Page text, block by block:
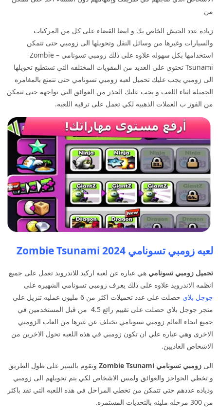
من
زياده عدد الجيش الخاص بك و ايضا القضاء على كل من المركبات
والسيارات وغيرها من وسائل النقل وتحويلها الى زومبي حتى تتمكن
استخدامها بكل سهوله علاوه على ذلك زومبي تسونامي – Zombie
Tsunami تحتوي على العديد من المقويات المختلفه التي تستطيع تحويلها
الى زومبي يجب عليك تحميل لعبه زومبي تسونامي حتى تتمتع بالمغامره
الجميله اثناء اللعب و يجب عليك الحذر من العوائق التي تواجهه حتى تتمكن
من الفوز ب العملات الذهبيه لكي تعمل على ترقيه اللعبه.
لعبه زومبي تسونامي 2024 Zombie Tsunami
تحميل زومبي تسونامي هي عباره عن لعبه اركيد للاندرويد تعمل على جميع
انظمه الاندرويد علاوه على ذلك يعرف زومبي تسونامي الشهيره على
جوجل بلاي
حصلت على عدد تحميلات اكثر من 6 مليون عمليه تنزيل علي
متجر جوجل بلاي حصلت على تقييم رائع 4.5 من قبل المستخدمين في
جميع انحاء العالم زومبي تسونامي تختلف عن غيرها من العاب الزومبي
الاخرى وهي عباره علي ان تكون زومبي في هذه اللعبه تحول الاخرين من
الاشخاص العاديين.
الى زومبي تسونامي Zombie Tsunami
وتقوم بالسير على طول الطريق
و تخطي الحواجز والعوائق ولمس الاشخاص لكي يتم تحويلهم الى زومبي
وذياده عددهم حتي تتمكن من تخطي المراحل في هذه اللعبه التي تقد باكثر
من 300 مرحله مليئه بالتحديات المستمره.